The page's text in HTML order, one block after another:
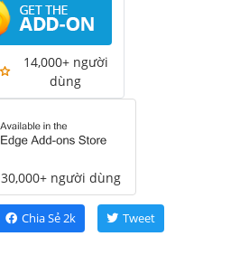
14,000+ người
dùng
30,000+ người dùng
Chia Sẻ2k Tweet